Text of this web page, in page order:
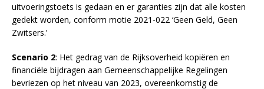
uitvoeringstoets is gedaan en er garanties zijn dat alle kosten
gedekt worden, conform motie 2021-022 ‘Geen Geld, Geen
Zwitsers.’
Scenario 2: Het gedrag van de Rijksoverheid kopiëren en
financiële bijdragen aan Gemeenschappelijke Regelingen
bevriezen op het niveau van 2023, overeenkomstig de